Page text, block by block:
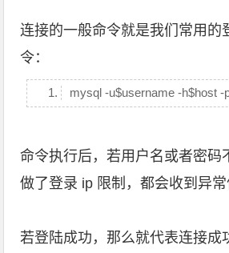
连接的一般命令就是我们常用的
令：
mysql -u$username -h$host -
命令执行后，若用户名或者密码
做了登录 ip 限制，都会收到异常
若登陆成功，那么就代表连接成